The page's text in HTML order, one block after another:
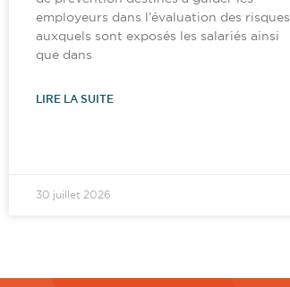
employeurs dans l’évaluation des risques
auxquels sont exposés les salariés ainsi
que dans
LIRE LA SUITE
30 juillet 2026